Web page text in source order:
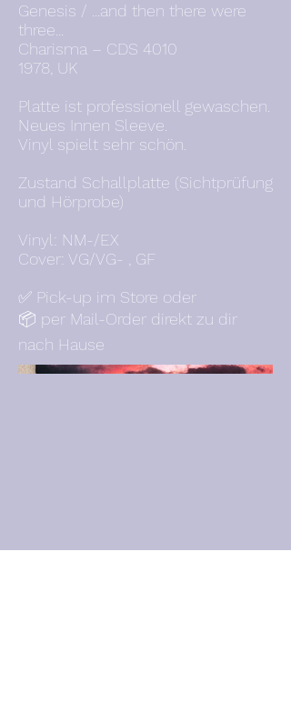
Genesis / ...and then there were
three...
Charisma – CDS 4010
1978, UK
Platte ist professionell gewaschen.
Neues Innen Sleeve.
Vinyl spielt sehr schön.
Zustand Schallplatte (Sichtprüfung
und Hörprobe)
Vinyl: NM-/EX
Cover: VG/VG- , GF
✅ Pick-up im Store oder
📦 per Mail-Order direkt zu dir
nach Hause